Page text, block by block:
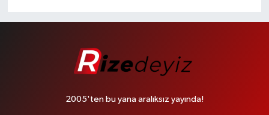
2005'ten bu yana aralıksız yayında!